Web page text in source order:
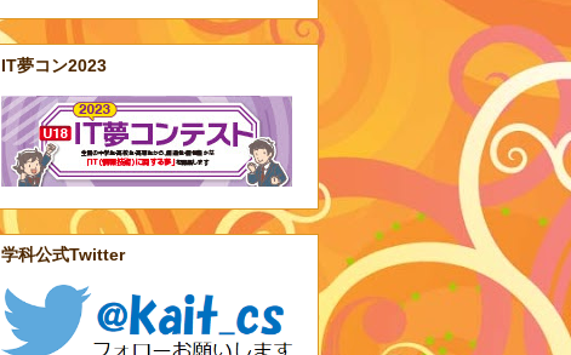
IT夢コン2023
学科公式Twitter